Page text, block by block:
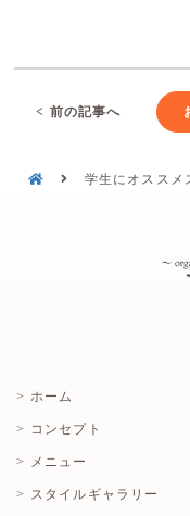
< 前の記事へ
学生にオススメ
> ホーム
> コンセプト
> メニュー
> スタイルギャラリー